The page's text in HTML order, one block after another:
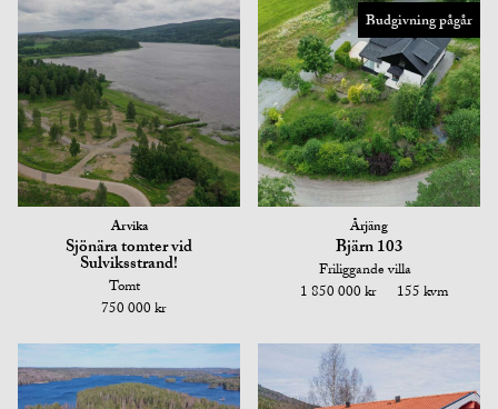
Arvika
Sjönära tomter vid
Sulviksstrand!
Tomt
750 000 kr
Budgivning pågår
Årjäng
Bjärn 103
Friliggande villa
1 850 000 kr
155 kvm